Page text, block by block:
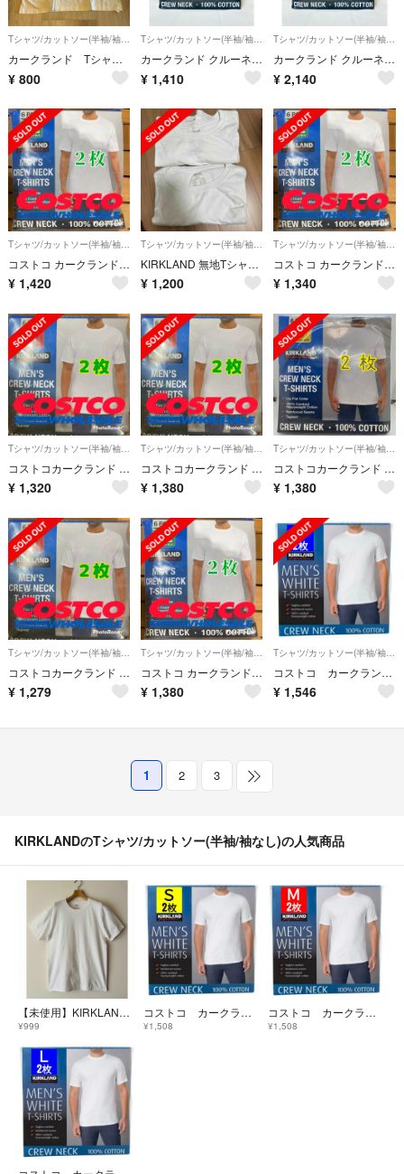
Tシャツ/カットソー(半袖/袖なし)
カークランド Tシャツ XLサイズ
¥ 800
Tシャツ/カットソー(半袖/袖なし)
カークランド クルーネックTシャツ ホワイト Mサイズ 2枚組 コストコ
¥ 1,410
Tシャツ/カットソー(半袖/袖なし)
カークランド クルーネックTシャツ ホワイト Mサイズ 3枚組 コストコ
¥ 2,140
コストコ カークランド メンズ白Tシャツ XL サイズ
¥ 1,420
KIRKLAND 無地Tシャツ 2枚セット
¥ 1,200
コストコ カークランド メンズ白Tシャツ XL サイズ
¥ 1,340
コストコカークランド メンズ白Tシャツ M
¥ 1,320
コストコカークランド メンズ白Tシャツ M
¥ 1,380
コストコカークランド メンズ白Tシャツ S
¥ 1,380
Tシャツ/カットソー(半袖/袖なし)
コストコカークランド メンズ白Tシャツ M
¥ 1,279
Tシャツ/カットソー(半袖/袖なし)
コストコ カークランド メンズ白Tシャツ XL サイズ
¥ 1,380
Tシャツ/カットソー(半袖/袖なし)
コストコ カークランド メンズ ホワイトTシャツ Lサイズ 2枚
¥ 1,546
1 2 3
KIRKLANDのTシャツ/カットソー(半袖/袖なし)の人気商品
【未使用】KIRKLAND Signature クルーネックTシャツ ホワイトM
¥999
コストコ カークランド メンズ ホワイトTシャツ Sサイズ 2枚
¥1,508
コストコ カークランド メンズ ホワイトTシャツ Mサイズ 2枚
¥1,508